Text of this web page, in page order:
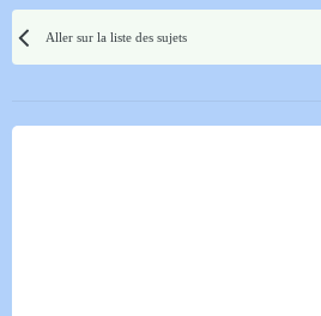
Aller sur la liste des sujets